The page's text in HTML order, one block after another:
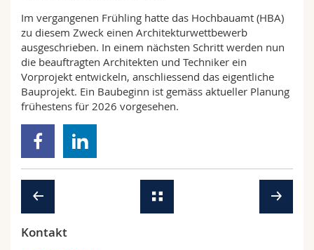
Im vergangenen Frühling hatte das Hochbauamt (HBA)
zu diesem Zweck einen Architekturwettbewerb
ausgeschrieben. In einem nächsten Schritt werden nun
die beauftragten Architekten und Techniker ein
Vorprojekt entwickeln, anschliessend das eigentliche
Bauprojekt. Ein Baubeginn ist gemäss aktueller Planung
frühestens für 2026 vorgesehen.
Kontakt